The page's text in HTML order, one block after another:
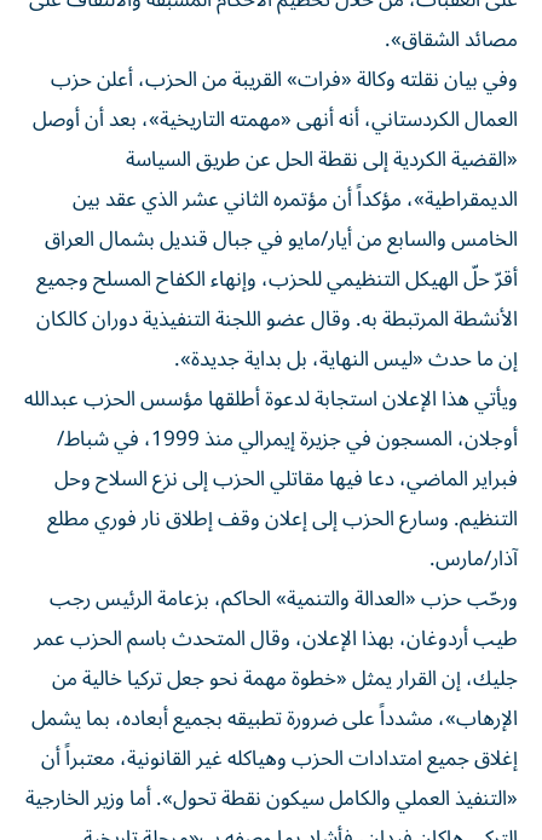
مصائد الشقاق».
وفي بيان نقلته وكالة «فرات» القريبة من الحزب، أعلن حزب
العمال الكردستاني، أنه أنهى «مهمته التاريخية»، بعد أن أوصل
«القضية الكردية إلى نقطة الحل عن طريق السياسة
الديمقراطية»، مؤكداً أن مؤتمره الثاني عشر الذي عقد بين
الخامس والسابع من أيار/مايو في جبال قنديل بشمال العراق
أقرّ حلّ الهيكل التنظيمي للحزب، وإنهاء الكفاح المسلح وجميع
الأنشطة المرتبطة به. وقال عضو اللجنة التنفيذية دوران كالكان
إن ما حدث «ليس النهاية، بل بداية جديدة».
ويأتي هذا الإعلان استجابة لدعوة أطلقها مؤسس الحزب عبدالله
أوجلان، المسجون في جزيرة إيمرالي منذ 1999، في شباط/
فبراير الماضي، دعا فيها مقاتلي الحزب إلى نزع السلاح وحل
التنظيم. وسارع الحزب إلى إعلان وقف إطلاق نار فوري مطلع
آذار/مارس.
ورحّب حزب «العدالة والتنمية» الحاكم، بزعامة الرئيس رجب
طيب أردوغان، بهذا الإعلان، وقال المتحدث باسم الحزب عمر
جليك، إن القرار يمثل «خطوة مهمة نحو جعل تركيا خالية من
الإرهاب»، مشدداً على ضرورة تطبيقه بجميع أبعاده، بما يشمل
إغلاق جميع امتدادات الحزب وهياكله غير القانونية، معتبراً أن
«التنفيذ العملي والكامل سيكون نقطة تحول». أما وزير الخارجية